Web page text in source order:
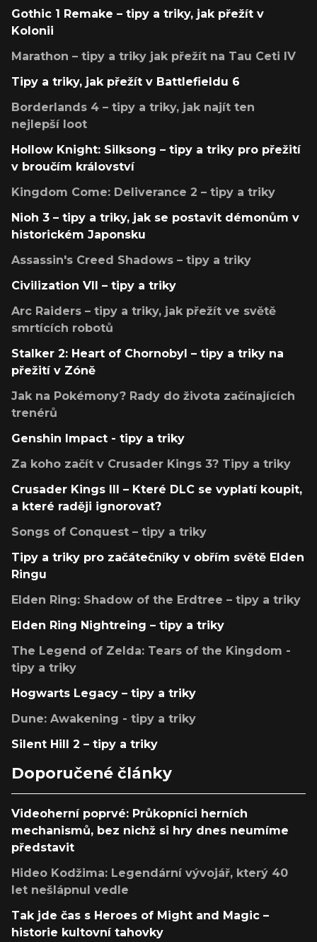
Gothic 1 Remake – tipy a triky, jak přežít v
Kolonii
Marathon – tipy a triky jak přežít na Tau Ceti IV
Tipy a triky, jak přežít v Battlefieldu 6
Borderlands 4 – tipy a triky, jak najít ten
nejlepší loot
Hollow Knight: Silksong – tipy a triky pro přežití
v broučím království
Kingdom Come: Deliverance 2 – tipy a triky
Nioh 3 – tipy a triky, jak se postavit démonům v
historickém Japonsku
Assassin's Creed Shadows – tipy a triky
Civilization VII – tipy a triky
Arc Raiders – tipy a triky, jak přežít ve světě
smrtících robotů
Stalker 2: Heart of Chornobyl – tipy a triky na
přežití v Zóně
Jak na Pokémony? Rady do života začínajících
trenérů
Genshin Impact - tipy a triky
Za koho začít v Crusader Kings 3? Tipy a triky
Crusader Kings III – Které DLC se vyplatí koupit,
a které raději ignorovat?
Songs of Conquest – tipy a triky
Tipy a triky pro začátečníky v obřím světě Elden
Ringu
Elden Ring: Shadow of the Erdtree – tipy a triky
Elden Ring Nightreing – tipy a triky
The Legend of Zelda: Tears of the Kingdom -
tipy a triky
Hogwarts Legacy – tipy a triky
Dune: Awakening - tipy a triky
Silent Hill 2 – tipy a triky
Doporučené články
Videoherní poprvé: Průkopníci herních
mechanismů, bez nichž si hry dnes neumíme
představit
Hideo Kodžima: Legendární vývojář, který 40
let nešlápnul vedle
Tak jde čas s Heroes of Might and Magic –
historie kultovní tahovky